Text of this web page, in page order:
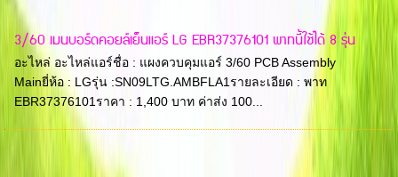
3/60 เมนบอร์ดคอยล์เย็นแอร์ LG EBR37376101 พาทนี้ใช้ได้ 8 รุ่น
อะไหล่ อะไหล่แอร์ชื่อ : แผงควบคุมแอร์ 3/60 PCB Assembly
Mainยี่ห้อ : LGรุ่น :SN09LTG.AMBFLA1รายละเอียด : พาท
EBR37376101ราคา : 1,400 บาท ค่าส่ง 100...